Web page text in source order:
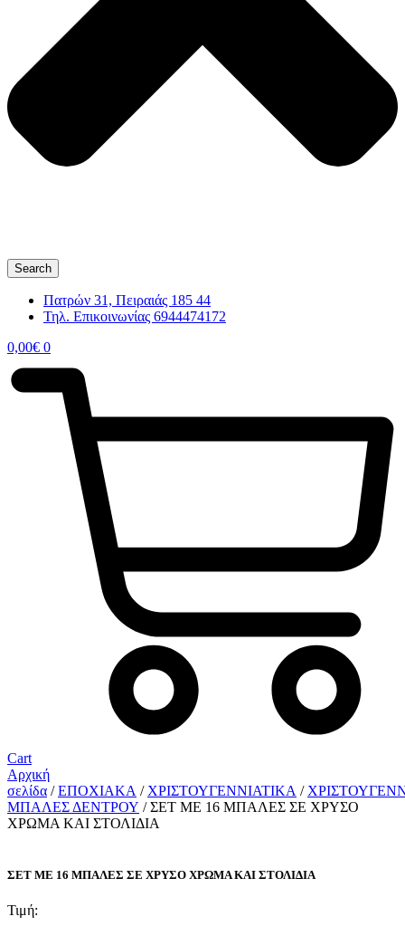
Search
Πατρών 31, Πειραιάς 185 44
Τηλ. Επικοινωνίας 6944474172
0,00€ 0
Cart
Αρχική
σελίδα /ΕΠΟΧΙΑΚΑ / ΧΡΙΣΤΟΥΓΕΝΝΙΑΤΙΚΑ /
ΜΠΑΛΕΣ ΔΕΝΤΡΟΥ / ΣΕΤ ΜΕ 16 ΜΠΑΛΕΣ ΣΕ ΧΡΥΣΟ
ΧΡΩΜΑ ΚΑΙ ΣΤΟΛΙΔΙΑ
ΣΕΤ ΜΕ 16 ΜΠΑΛΕΣ ΣΕ ΧΡΥΣΟ ΧΡΩΜΑ ΚΑΙ ΣΤΟΛΙΔΙΑ
Τιμή: